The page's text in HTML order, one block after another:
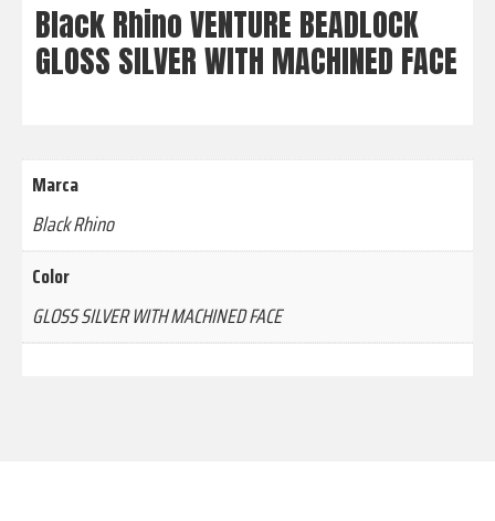
Black Rhino VENTURE BEADLOCK
GLOSS SILVER WITH MACHINED FACE
Marca
Black Rhino
Color
GLOSS SILVER WITH MACHINED FACE